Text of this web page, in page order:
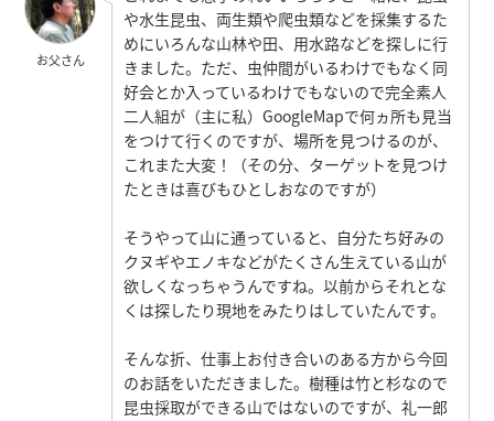
お父さん
や水生昆虫、両生類や爬虫類などを採集するた
めにいろんな山林や田、用水路などを探しに行
きました。ただ、虫仲間がいるわけでもなく同
好会とか入っているわけでもないので完全素人
二人組が（主に私）GoogleMapで何ヵ所も見当
をつけて行くのですが、場所を見つけるのが、
これまた大変！（その分、ターゲットを見つけ
たときは喜びもひとしおなのですが）
そうやって山に通っていると、自分たち好みの
クヌギやエノキなどがたくさん生えている山が
欲しくなっちゃうんですね。以前からそれとな
くは探したり現地をみたりはしていたんです。
そんな折、仕事上お付き合いのある方から今回
のお話をいただきました。樹種は竹と杉なので
昆虫採取ができる山ではないのですが、礼一郎